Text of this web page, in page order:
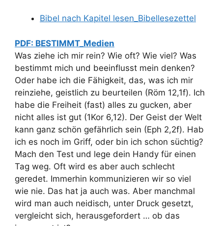
Bibel nach Kapitel lesen_Bibellesezettel
PDF: BESTIMMT_Medien
Was ziehe ich mir rein? Wie oft? Wie viel? Was
bestimmt mich und beeinflusst mein denken?
Oder habe ich die Fähigkeit, das, was ich mir
reinziehe, geistlich zu beurteilen (Röm 12,1f). Ich
habe die Freiheit (fast) alles zu gucken, aber
nicht alles ist gut (1Kor 6,12). Der Geist der Welt
kann ganz schön gefährlich sein (Eph 2,2f). Hab
ich es noch im Griff, oder bin ich schon süchtig?
Mach den Test und lege dein Handy für einen
Tag weg. Oft wird es aber auch schlecht
geredet. Immerhin kommunizieren wir so viel
wie nie. Das hat ja auch was. Aber manchmal
wird man auch neidisch, unter Druck gesetzt,
vergleicht sich, herausgefordert … ob das